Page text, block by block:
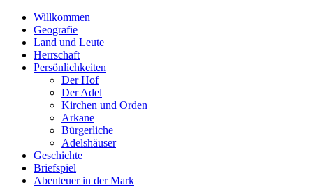
Willkommen
Geografie
Land und Leute
Herrschaft
Persönlichkeiten
Der Hof
Der Adel
Kirchen und Orden
Arkane
Bürgerliche
Adelshäuser
Geschichte
Briefspiel
Abenteuer in der Mark